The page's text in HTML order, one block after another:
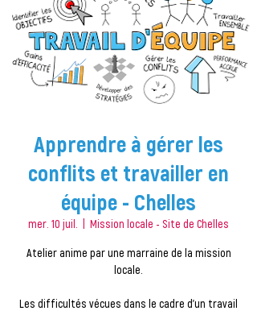
Apprendre à gérer les
conflits et travailler en
équipe - Chelles
mer. 10 juil. Mission locale - Site de Chelles
Atelier anime par une marraine de la mission
locale.
Les difficultés vécues dans le cadre d’un travail